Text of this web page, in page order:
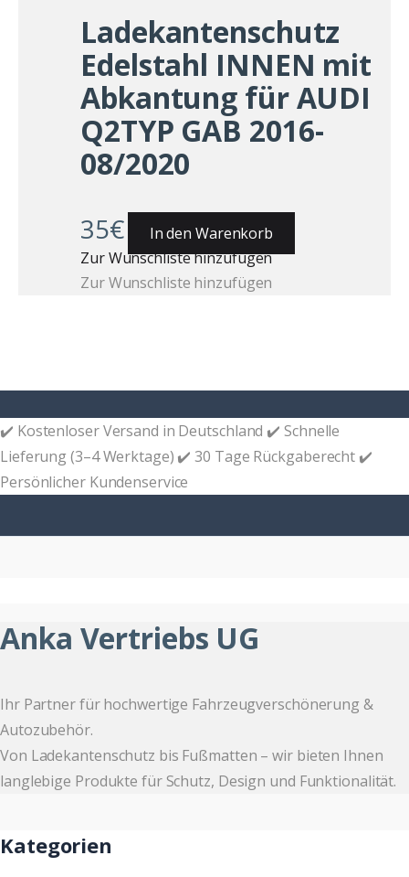
Ladekantenschutz
Edelstahl INNEN mit
Abkantung für AUDI
Q2TYP GAB 2016-
08/2020
35€
In den Warenkorb
Zur Wunschliste hinzufügen
Zur Wunschliste hinzufügen
✔️ Kostenloser Versand in Deutschland ✔️ Schnelle
Lieferung (3–4 Werktage) ✔️ 30 Tage Rückgaberecht ✔️
Persönlicher Kundenservice
Anka Vertriebs UG
Ihr Partner für hochwertige Fahrzeugverschönerung &
Autozubehör.
Von Ladekantenschutz bis Fußmatten – wir bieten Ihnen
langlebige Produkte für Schutz, Design und Funktionalität.
Kategorien